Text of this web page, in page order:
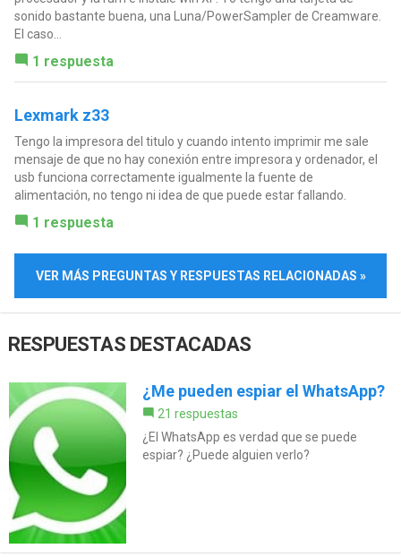
sonido bastante buena, una Luna/PowerSampler de Creamware.
El caso...
1 respuesta
Lexmark z33
Tengo la impresora del titulo y cuando intento imprimir me sale
mensaje de que no hay conexión entre impresora y ordenador, el
usb funciona correctamente igualmente la fuente de
alimentación, no tengo ni idea de que puede estar fallando.
1 respuesta
VER MÁS PREGUNTAS Y RESPUESTAS RELACIONADAS »
RESPUESTAS DESTACADAS
¿Me pueden espiar el WhatsApp?
21 respuestas
¿El WhatsApp es verdad que se puede
espiar? ¿Puede alguien verlo?